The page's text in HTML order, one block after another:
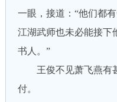
一眼，接道：“他们都
江湖武师也未必能接下
书人。”
王俊不见萧飞燕有
付。